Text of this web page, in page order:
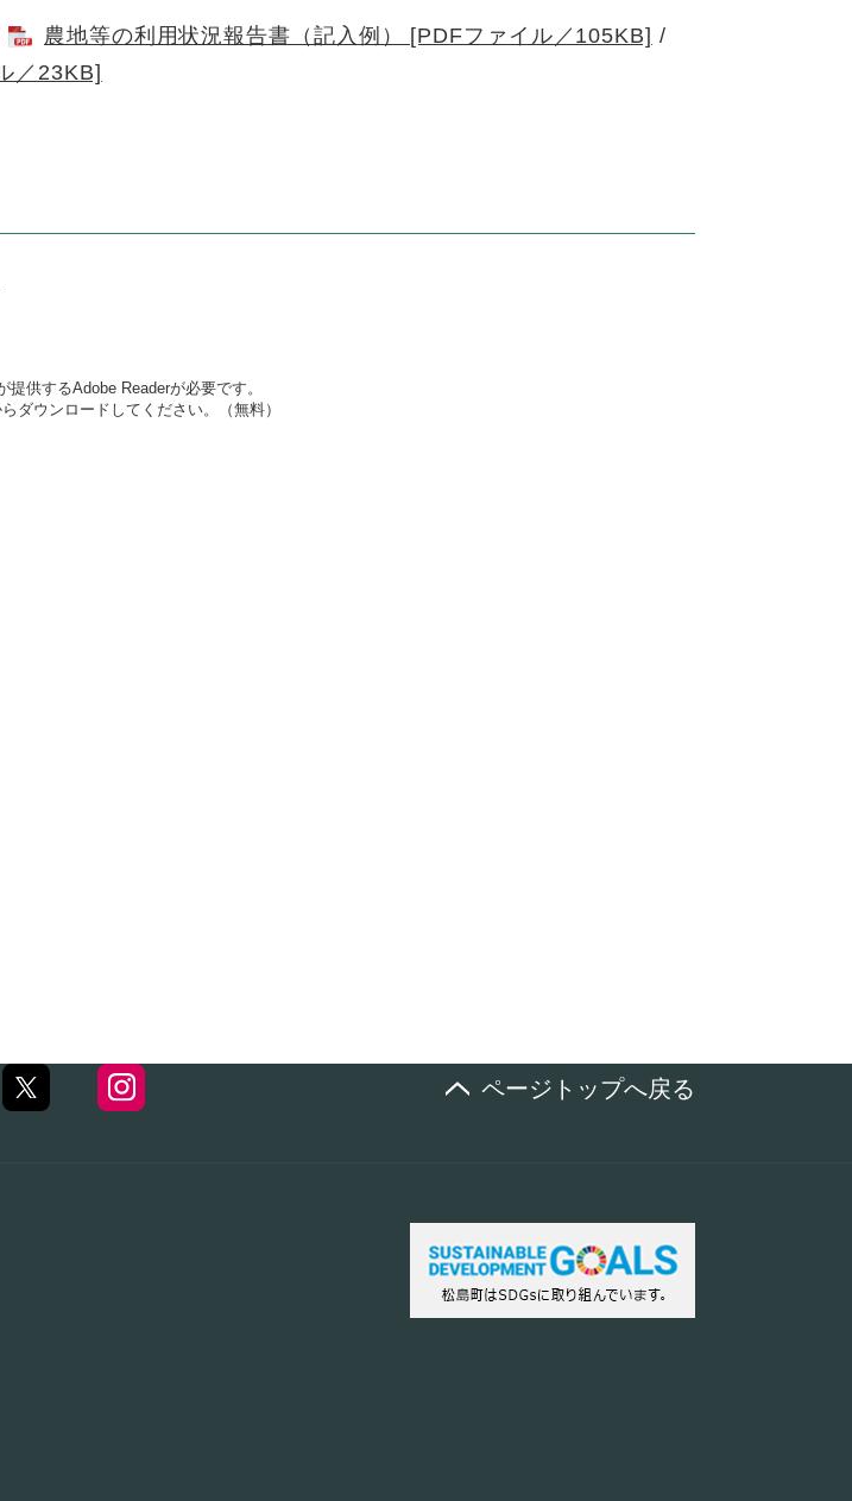
農地等の利用状況報告書（記入例） [PDFファイル／105KB] /
／23KB]
供するAdobe Readerが必要です。
ダウンロードしてください。（無料）
ページトップへ戻る